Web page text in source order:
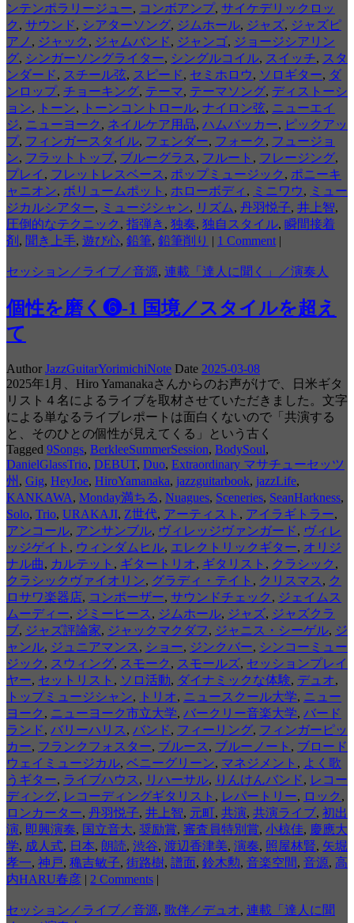
ンテンポラリージュー, コンボアンプ, サイケデリックロッ
ク , サウンド, シアターソング, ジムホール, ジャズ, ジャズピ
アノ , ジャック , ジャムバンド, ジャンゴ, ジョージシアリン
グ, シンガーソングライター, シングルコイル, スイッチ, スタ
ンダード, スチール弦, スピード, セミホロウ, ソロギター, ダ
ンロップ, チョーキング, テーマ, テーマソング, ディストーシ
ョン, トーン, トーンコントロール, ナイロン弦, ニューエイ
ジ, ニューヨーク , ネイルケア用品, ハムバッカー, ピックアッ
プ, フィンガースタイル, フェンダー, フォーク , フュージョ
ン, フラットトップ, ブルーグラス , フルート , フレージング,
プレイ , フレットレスベース , ポップミュージック , ポニーキ
ャニオン, ボリュームポット , ホローボディ , ミニワウ, ミュー
ジカルシアター, ミュージシャン, リズム, 丹羽悦子, 井上智,
圧倒的なテクニック , 指弾き , 独奏, 独自スタイル, 瞬間接着
剤 , 聞き上手, 遊び心, 鉛筆, 鉛筆削り | 1 Comment |
セッション／ライブ／音源, 連載「達人に聞く」／演奏人
個性を磨く❻-1 国境／スタイルを超え
て
Author JazzGuitarYorimichiNote Date 2025-03-08
2025年1月、Hiro Yamanakaさんからのお声がけで、日米ギタ
リスト４名によるライブを取材させていただきました。文字
による単なるライブレポートは面白くないので「共演する
と、そのひとの個性が見えてくる」という古く
Tagged 9Songs, BerkleeSummerSession, BodySoul,
DanielGlassTrio, DEBUT, Duo, Extraordinary マサチューセッツ
州 , Gig, HeyJoe, HiroYamanaka, jazzguitarbook, jazzLife,
KANKAWA, Monday満ちる, Nuagues, Sceneries, SeanHarkness,
Solo, Trio, URAKAJI, Z世代, アーティスト , アイラギトラー,
アンコール, アンサンブル, ヴィレッジヴァンガード, ヴィレ
ッジゲイト , ウィンダムヒル, エレクトリックギター, オリジ
ナル曲, カルテット , ギタートリオ, ギタリスト , クラシック ,
クラシックヴァイオリン, グラディ・テイト , クリスマス , ク
ロサワ楽器店, コンポーザー, サウンドチェック , ジェイムス
ムーディー, ジミーヒース , ジムホール, ジャズ, ジャズクラ
ブ, ジャズ評論家, ジャックマクダフ, ジャニス・シーゲル, ジ
ャンル, ジュニアマンス , ショー, ジンクバー, シンコーミュー
ジック , スウィング, スモーク , スモールズ, セッションプレイ
ヤー, セットリスト , ソロ活動, ダイナミックな体験, デュオ,
トップミュージシャン, トリオ, ニュースクール大学, ニュー
ヨーク , ニューヨーク市立大学, バークリー音楽大学, バード
ランド, バリーハリス , バンド, フィーリング, フィンガーピッ
カー, フランクフォスター, ブルース , ブルーノート , ブロード
ウェイミュージカル, ベニーグリーン, マネジメント , よく歌
うギター, ライブハウス , リハーサル, りんけんバンド, レコー
ディング, レコーディングギタリスト , レパートリー, ロック ,
ロンカーター, 丹羽悦子, 井上智, 元町, 共演, 共演ライブ, 初出
演, 即興演奏, 国立音大, 奨励賞, 審査員特別賞, 小椋佳, 慶應大
学, 成人式, 日本, 朗読, 渋谷, 渡辺香津美, 演奏, 照屋林賢, 矢堀
孝一, 神戸, 穐吉敏子, 街路樹, 譜面, 鈴木勲, 音楽空間, 音源, 高
内HARU春彦 | 2 Comments |
セッション／ライブ／音源, 歌伴／デュオ, 連載「達人に聞